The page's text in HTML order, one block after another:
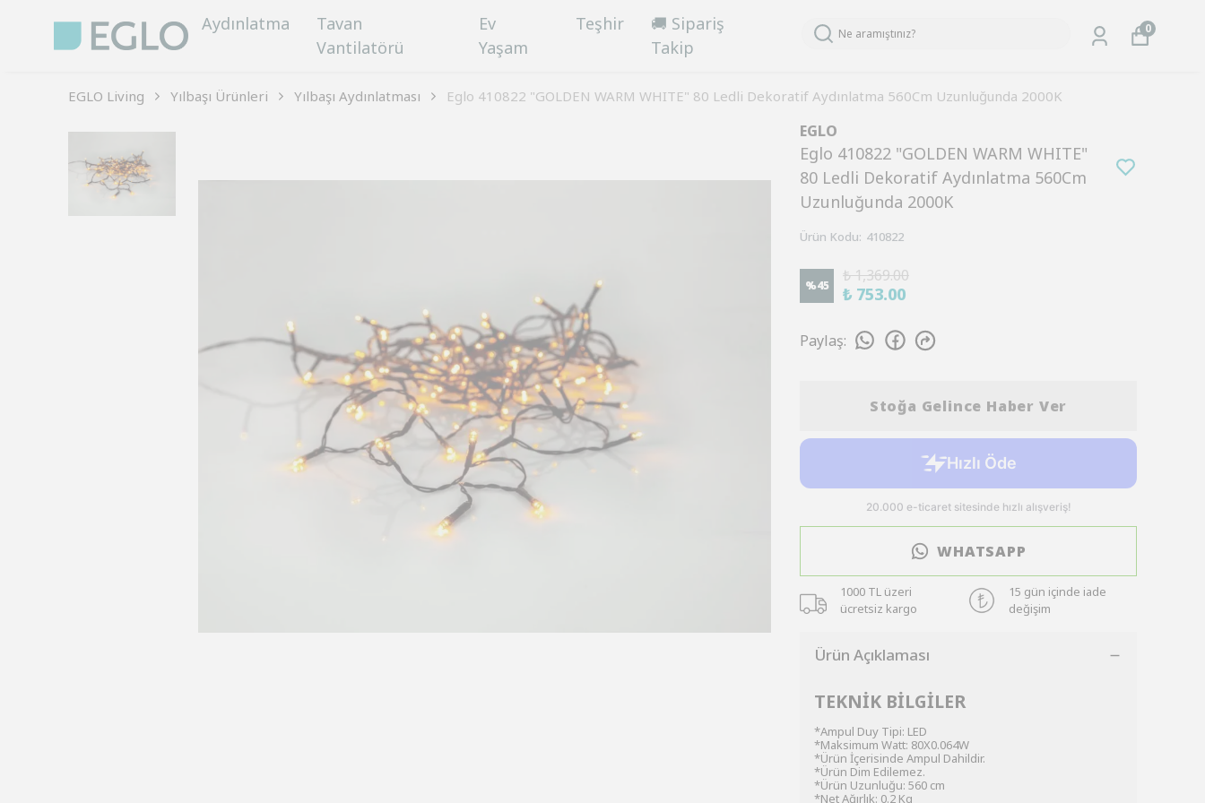
Aydınlatma
Tavan
Vantilatörü
Ev
Yaşam
Teşhir
🚚 Sipariş
Takip
0
EGLO Living Yılbaşı Ürünleri Yılbaşı Aydınlatması Eglo 410822 "GOLDEN WARM WHITE" 80 Ledli Dekoratif Aydınlatma 560Cm Uzunluğunda 2000K
EGLO
Eglo 410822 "GOLDEN WARM WHITE"
80 Ledli Dekoratif Aydınlatma 560Cm
Uzunluğunda 2000K
Ürün Kodu: 410822
%45
₺ 1,369.00
₺ 753.00
Paylaş:
Stoğa Gelince Haber Ver
WHATSAPP
1000 TL üzeri
ücretsiz kargo
15 gün içinde iade
değişim
Ürün Açıklaması
TEKNİK BİLGİLER
*Ampul Duy Tipi: LED
*Maksimum Watt: 80X0.064W
*Ürün İçerisinde Ampul Dahildir.
*Ürün Dim Edilemez.
*Ürün Uzunluğu: 560 cm
*Net Ağırlık: 0.2 Kg